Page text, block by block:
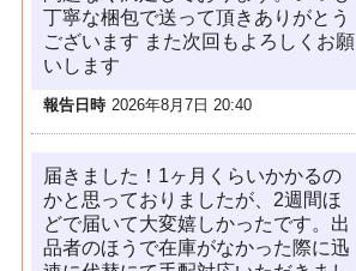
丁寧な梱包で送って頂きありがとう
ございます また次回もよろしくお願
いします
報告日時 2026年8月7日 20:40
届きました！1ヶ月くらいかかるの
かと思っておりましたが、2週間ほ
どで届いて大変嬉しかったです。出
品者のほうで在庫がなかった際に迅